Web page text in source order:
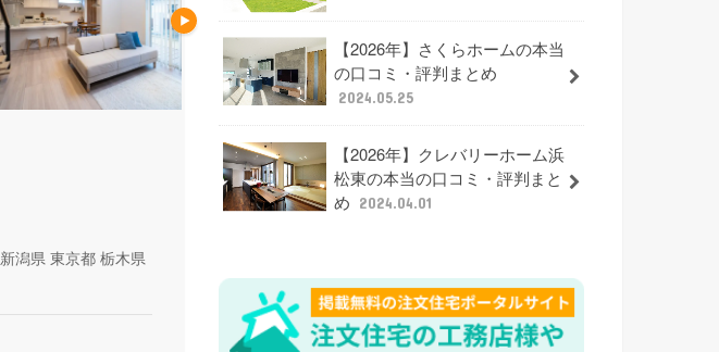
新潟県 東京都 栃木県
【2026年】さくらホームの本当
の口コミ・評判まとめ
2024.05.25
【2026年】クレバリーホーム浜
松東の本当の口コミ・評判まと
め
2024.04.01